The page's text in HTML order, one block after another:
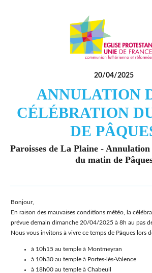
20/04/2025
ANNULATION
CÉLÉBRATION
DE
Paroisses de La Plaine -
du matin de
Bonjour,
En raison des mauvaises conditions météo, la
prévue demain dimanche 20/04/2025 à 8h au pas
Nous vous invitons à vivre ce temps de Pâques lors
à 10h15 au temple à Montmeyran
à 10h30 au temple à Portes-lès-Valence
à 18h00 au temple à Chabeuil